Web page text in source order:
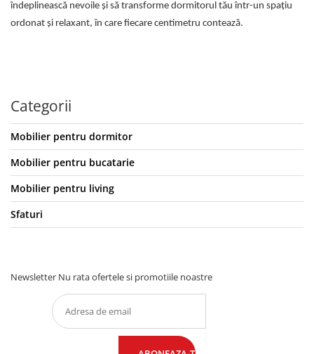
îndeplinească nevoile și să transforme dormitorul tău într-un spațiu
ordonat și relaxant, în care fiecare centimetru contează.
Categorii
Mobilier pentru dormitor
Mobilier pentru bucatarie
Mobilier pentru living
Sfaturi
Newsletter Nu rata ofertele si promotiile noastre